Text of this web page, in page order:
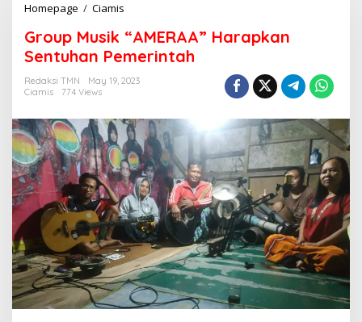
Homepage / Ciamis
o
u
p
M
i
k
"
A
M
E
R
A
A
"
H
a
r
a
Group Musik “AMERAA” Harapkan
Sentuhan Pemerintah
Redaksi TMN
May 19, 2023
Ciamis
774 Views